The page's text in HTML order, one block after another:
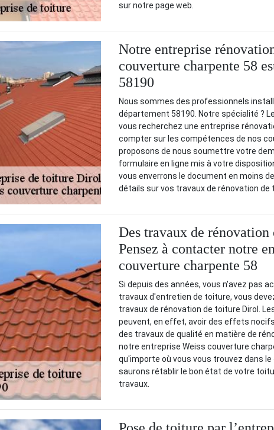
sur notre page web.
Notre entreprise
couverture charpente 58
58190
Nous sommes des professionnels
département 58190. Notre spécialité ?
vous recherchez une entreprise
compter sur les compétences de nos
proposons de nous soumettre votre
formulaire en ligne mis à votre
vous enverrons le document en moins
détails sur vos travaux de rénovation de
Des travaux de
Pensez à contacter notre
couverture charpente 58
Si depuis des années, vous n'avez pas
travaux d'entretien de toiture, vous
travaux de rénovation de toiture Dirol.
peuvent, en effet, avoir des effets
des travaux de qualité en matière de
notre entreprise Weiss couverture
qu'importe où vous vous trouvez dans
saurons rétablir le bon état de votre
travaux.